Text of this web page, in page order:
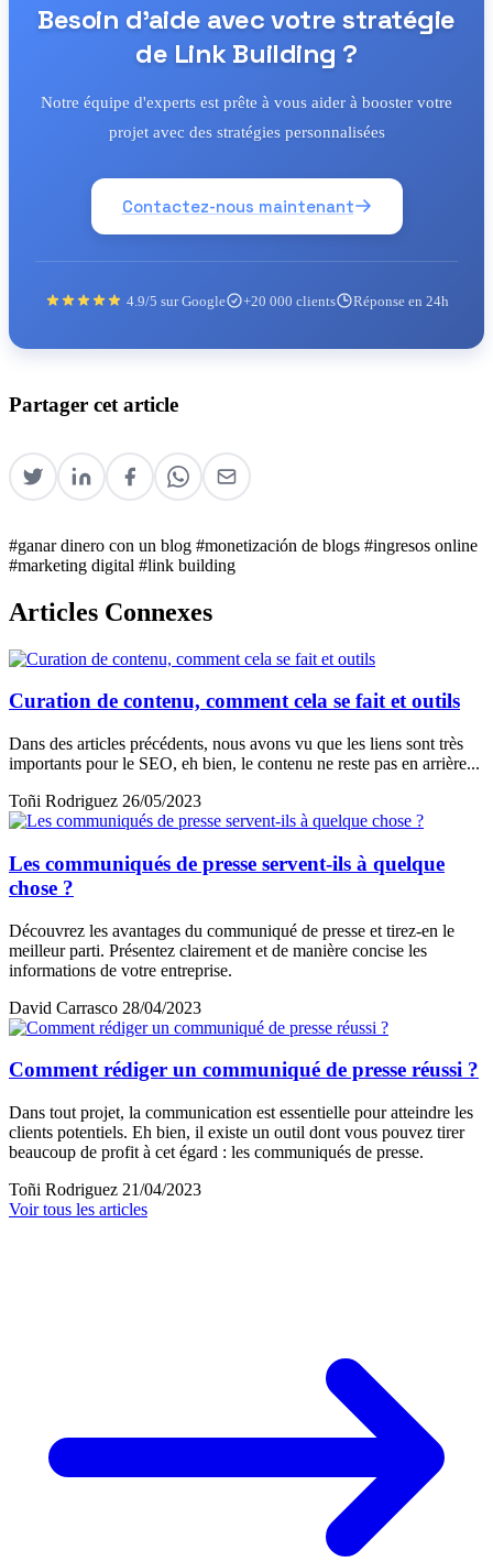
Besoin d'aide avec votre stratégie
de Link Building ?
Notre équipe d'experts est prête à vous aider à booster votre
projet avec des stratégies personnalisées
Contactez-nous maintenant
4.9/5 sur Google +20 000 clients Réponse en 24h
Partager cet article
#ganar dinero con un blog #monetización de blogs #ingresos online
#marketing digital #link building
Articles Connexes
Curation de contenu, comment cela se fait et outils
Dans des articles précédents, nous avons vu que les liens sont très
importants pour le SEO, eh bien, le contenu ne reste pas en arrière...
Toñi Rodriguez 26/05/2023
Les communiqués de presse servent-ils à quelque
chose ?
Découvrez les avantages du communiqué de presse et tirez-en le
meilleur parti. Présentez clairement et de manière concise les
informations de votre entreprise.
David Carrasco 28/04/2023
Comment rédiger un communiqué de presse réussi ?
Dans tout projet, la communication est essentielle pour atteindre les
clients potentiels. Eh bien, il existe un outil dont vous pouvez tirer
beaucoup de profit à cet égard : les communiqués de presse.
Toñi Rodriguez 21/04/2023
Voir tous les articles